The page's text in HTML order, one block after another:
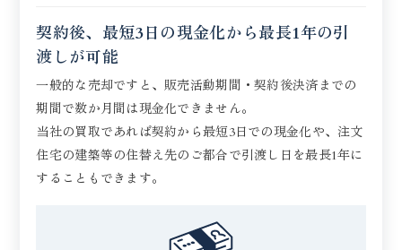
契約後、最短3日の現金化から最長1年の引
渡しが可能
一般的な売却ですと、販売活動期間・契約後決済までの
期間で数か月間は現金化できません。
当社の買取であれば契約から最短3日での現金化や、注文
住宅の建築等の住替え先のご都合で引渡し日を最長1年に
することもできます。